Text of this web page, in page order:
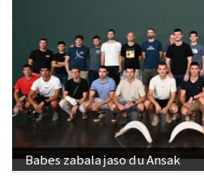
Babes zabala jaso du Ansak